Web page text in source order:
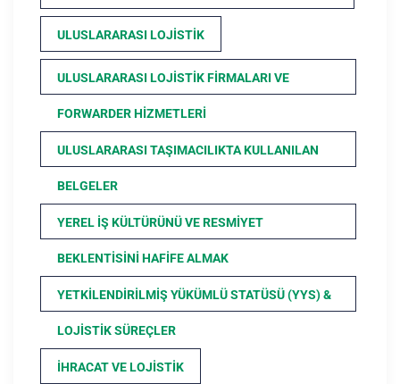
ULUSLARARASI LOJISTIK
ULUSLARARASI LOJISTIK FIRMALARI VE
FORWARDER HIZMETLERI
ULUSLARARASI TAŞIMACILIKTA KULLANILAN
BELGELER
YEREL İŞ KÜLTÜRÜNÜ VE RESMIYET
BEKLENTISINI HAFIFE ALMAK
YETKILENDIRILMIŞ YÜKÜMLÜ STATÜSÜ (YYS) &
LOJISTIK SÜREÇLER
İHRACAT VE LOJISTIK